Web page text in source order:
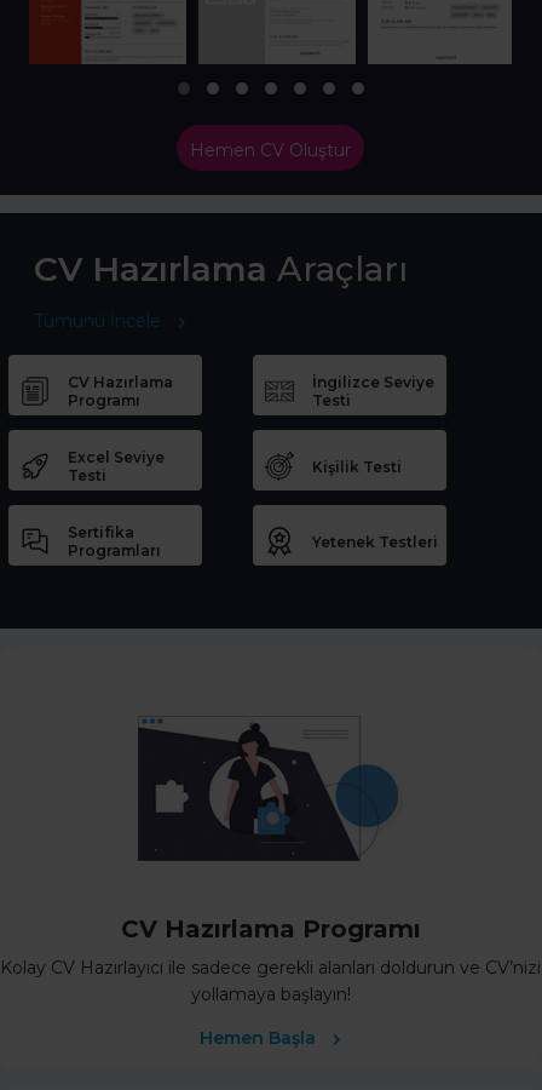
Hemen CV Oluştur
CV Hazırlama Araçları
Tümünü İncele
CV Hazırlama
Programı
İngilizce Seviye
Testi
Excel Seviye
Testi
Kişilik Testi
Sertifika
Programları
Yetenek Testleri
CV Hazırlama Programı
Kolay CV Hazırlayıcı ile sadece gerekli alanları doldurun ve CV’nizi
yollamaya başlayın!
Hemen Başla